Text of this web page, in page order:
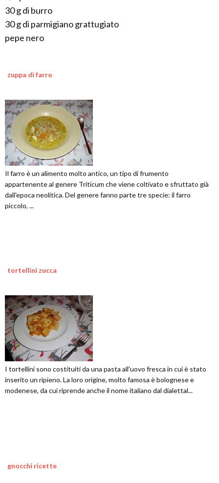
30 g di burro
30 g di parmigiano grattugiato
pepe nero
zuppa di farro
Il farro è un alimento molto antico, un tipo di frumento
appartenente al genere Triticum che viene coltivato e sfruttato già
dall'epoca neolitica. Del genere fanno parte tre specie: il farro
piccolo, ...
tortellini zucca
I tortellini sono costituiti da una pasta all'uovo fresca in cui è stato
inserito un ripieno. La loro origine, molto famosa è bolognese e
modenese, da cui riprende anche il nome italiano dal dialettal...
gnocchi ricette